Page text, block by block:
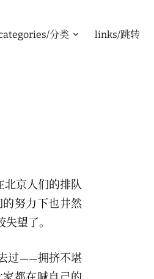
分类 links/跳转
北京人们的排队
努力下也井然
望了。
过——拥挤不堪